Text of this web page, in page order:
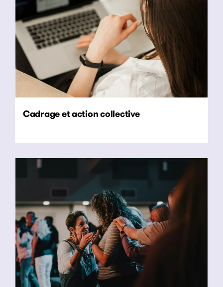
Cadrage et action collective